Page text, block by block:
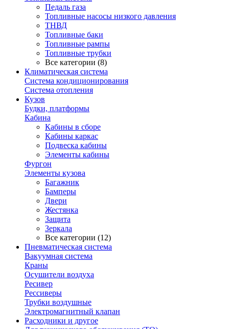
Педаль газа
Топливные насосы низкого давления
ТНВД
Топливные баки
Топливные рампы
Топливные трубки
Все категории (8)
Климатическая система
Система кондиционирования
Система отопления
Кузов
Будки, платформы
Кабина
Кабины в сборе
Кабины каркас
Подвеска кабины
Элементы кабины
Фургон
Элементы кузова
Багажник
Бамперы
Двери
Жестянка
Защита
Зеркала
Все категории (12)
Пневматическая система
Вакуумная система
Краны
Осушители воздуха
Ресивер
Рессиверы
Трубки воздушные
Электромагнитный клапан
Расходники и другое